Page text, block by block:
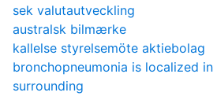
sek valutautveckling
australsk bilmærke
kallelse styrelsemöte aktiebolag
bronchopneumonia is localized
surrounding